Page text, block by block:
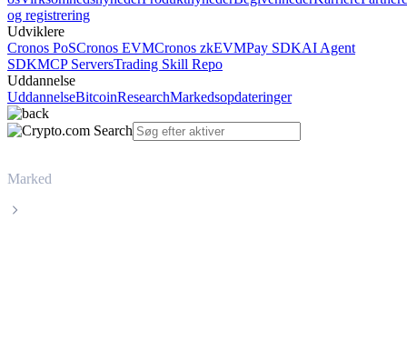
og registrering
Udviklere
Cronos PoSCronos EVMCronos zkEVMPay SDKAI Agent
SDKMCP ServersTrading Skill Repo
Uddannelse
UddannelseBitcoinResearchMarkedsopdateringer
Marked